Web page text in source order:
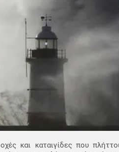
και καταιγίδες που